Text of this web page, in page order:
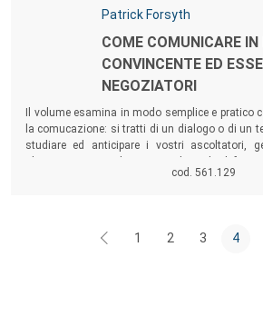
Autori:
Patrick Forsyth
Titolo:
COME COMUNICARE IN
CONVINCENTE ED
NEGOZIATORI
Sommario:
Il volume esamina in modo semplice e pratico
la comucazione: si tratti di un dialogo o di un
studiare ed anticipare i vostri ascoltatori,
segnali verbali e quelli del corpo...cod. 561.129
1 2 3 4